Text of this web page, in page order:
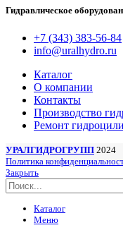
Гидравлическое
+7 (343) 383-56-84
info@uralhydro.ru
Каталог
О компании
Контакты
Производство
Ремонт
УРАЛГИДРОГРУПП 2024
Политика
Закрыть
Каталог
Меню